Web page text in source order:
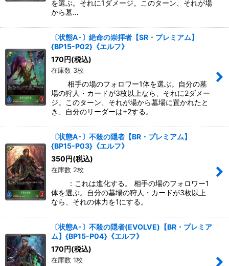
を選ぶ。それに1ダメージ。このターン、それが場
から墓…
〔状態A-〕絶命の崇拝者【SR・プレミアム】
{BP15-P02}《エルフ》
170円(税込)
在庫数 3枚
相手の場のフォロワー1体を選ぶ。自分の墓
場の狩人・カードが3枚以上なら、それに2ダメー
ジ。このターン、それが場から墓場に置かれたと
き、自分のリーダーは+2する。
〔状態A-〕不殺の隠者【BR・プレミアム】
{BP15-P03}《エルフ》
350円(税込)
在庫数 2枚
：これは進化する。 相手の場のフォロワー1
体を選ぶ。自分の墓場の狩人・カードが3枚以上
なら、それの体力を1にする。
〔状態A-〕不殺の隠者(EVOLVE)【BR・プレミア
ム】{BP15-P04}《エルフ》
170円(税込)
在庫数 1枚